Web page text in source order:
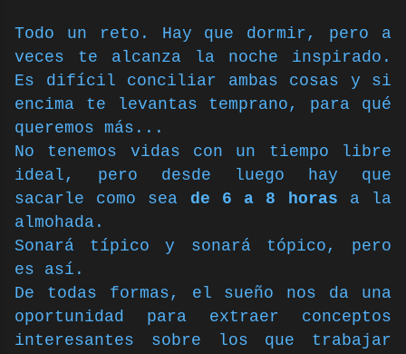
Todo un reto. Hay que dormir, pero a
veces te alcanza la noche inspirado.
Es difícil conciliar ambas cosas y si
encima te levantas temprano, para qué
queremos más...
No tenemos vidas con un tiempo libre
ideal, pero desde luego hay que
sacarle como sea de 6 a 8 horas a la
almohada.
Sonará típico y sonará tópico, pero
es así.
De todas formas, el sueño nos da una
oportunidad para extraer conceptos
interesantes sobre los que trabajar